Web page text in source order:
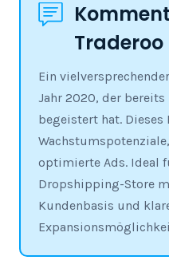
Traderoo
Ein
Jahr 2020, der
begeistert hat.
optimierte Ads. Ideal
Dropshipping-Store
Kundenbasis und